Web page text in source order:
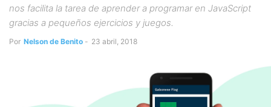
nos facilita la tarea de aprender a programar en JavaScript
gracias a pequeños ejercicios y juegos.
Por Nelson de Benito - 23 abril, 2018